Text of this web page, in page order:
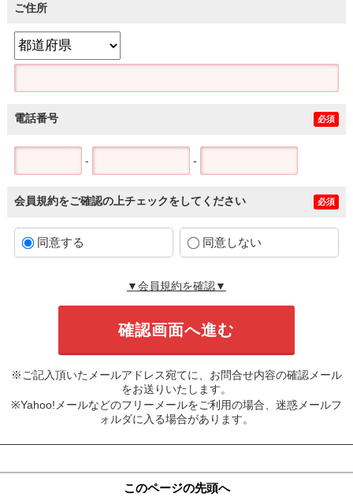
ご住所
電話番号 必須
- -
会員規約をご確認の上チェックをしてください 必須
同意する 同意しない
▼会員規約を確認▼
※ご記入頂いたメールアドレス宛てに、お問合せ内容の確認メール
をお送りいたします。
※Yahoo!メールなどのフリーメールをご利用の場合、迷惑メールフ
ォルダに入る場合があります。
このページの先頭へ